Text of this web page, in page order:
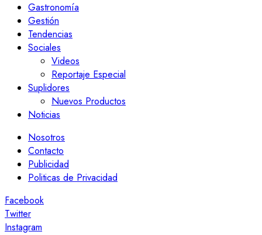
Gastronomía
Gestión
Tendencias
Sociales
Videos
Reportaje Especial
Suplidores
Nuevos Productos
Noticias
Nosotros
Contacto
Publicidad
Politicas de Privacidad
Facebook
Twitter
Instagram